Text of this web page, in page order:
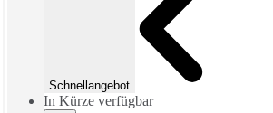
Schnellangebot
In Kürze verfügbar